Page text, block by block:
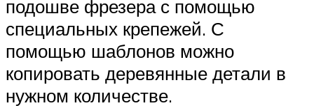
подошве фрезера с помощью
специальных крепежей. С
помощью шаблонов можно
копировать деревянные детали в
нужном количестве.